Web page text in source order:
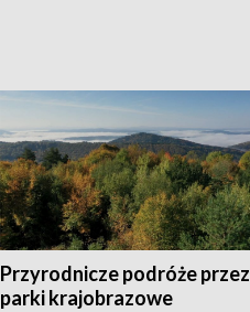
Przyrodnicze podróże przez
parki krajobrazowe